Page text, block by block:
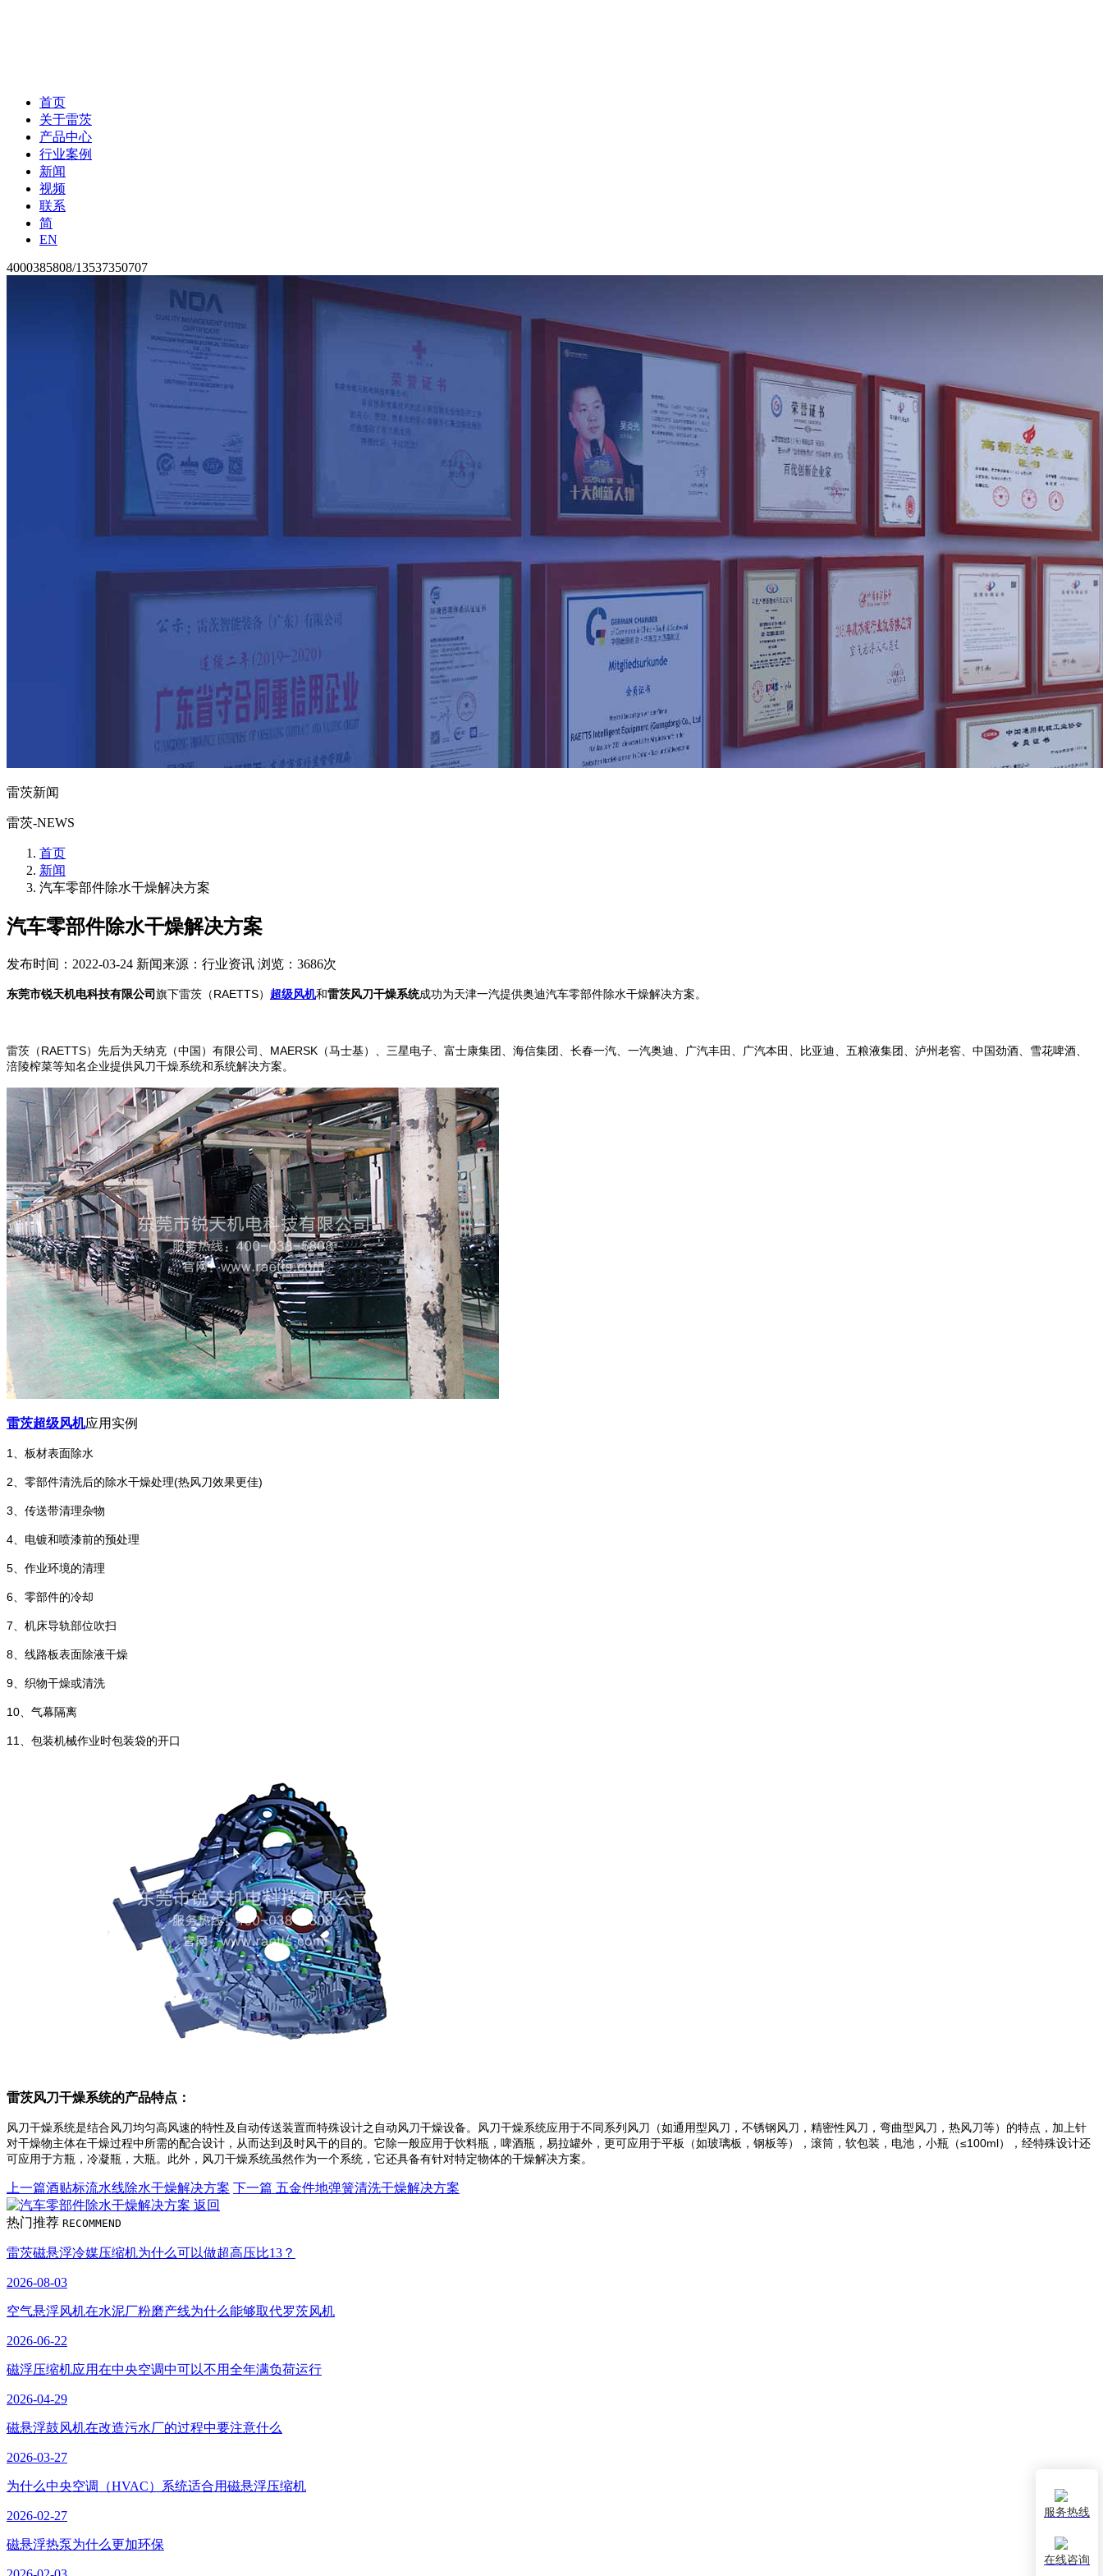
首页
关于雷茨
产品中心
行业案例
新闻
视频
联系
简
EN
4000385808/13537350707
雷茨新闻
雷茨-NEWS
首页
新闻
汽车零部件除水干燥解决方案
汽车零部件除水干燥解决方案
发布时间：2022-03-24 新闻来源：行业资讯 浏览：3686次
东莞市锐天机电科技有限公司旗下雷茨（RAETTS） 超级风机和雷茨风刀干燥系统成功为天津一汽提供奥迪汽车零部件除水干燥解决方案。
雷茨（RAETTS）先后为天纳克（中国）有限公司、MAERSK（马士基）、三星电子、富士康集团、海信集团、长春一汽、一汽奥迪、广汽丰田、广汽本田、比亚迪、五粮液集团、泸州老窖、中国劲酒、雪花啤酒、
涪陵榨菜等知名企业提供风刀干燥系统和系统解决方案。
雷茨超级风机应用实例
1、板材表面除水
2、零部件清洗后的除水干燥处理(热风刀效果更佳)
3、传送带清理杂物
4、电镀和喷漆前的预处理
5、作业环境的清理
6、零部件的冷却
7、机床导轨部位吹扫
8、线路板表面除液干燥
9、织物干燥或清洗
10、气幕隔离
11、包装机械作业时包装袋的开口
雷茨风刀干燥系统的产品特点：
风刀干燥系统是结合风刀均匀高风速的特性及自动传送装置而特殊设计之自动风刀干燥设备。风刀干燥系统应用于不同系列风刀（如通用型风刀，不锈钢风刀，精密性风刀，弯曲型风刀，热风刀等）的特点，加上针
对干燥物主体在干燥过程中所需的配合设计，从而达到及时风干的目的。它除一般应用于饮料瓶，啤酒瓶，易拉罐外，更可应用于平板（如玻璃板，钢板等），滚筒，软包装，电池，小瓶（≤100ml），经特殊设计还
可应用于方瓶，冷凝瓶，大瓶。此外，风刀干燥系统虽然作为一个系统，它还具备有针对特定物体的干燥解决方案。
上一篇酒贴标流水线除水干燥解决方案 下一篇 五金件地弹簧清洗干燥解决方案
返回
热门推荐 RECOMMEND
雷茨磁悬浮冷媒压缩机为什么可以做超高压比13？
2026-08-03
空气悬浮风机在水泥厂粉磨产线为什么能够取代罗茨风机
2026-06-22
磁浮压缩机应用在中央空调中可以不用全年满负荷运行
2026-04-29
磁悬浮鼓风机在改造污水厂的过程中要注意什么
2026-03-27
为什么中央空调（HVAC）系统适合用磁悬浮压缩机
2026-02-27
磁悬浮热泵为什么更加环保
服务热线
在线咨询